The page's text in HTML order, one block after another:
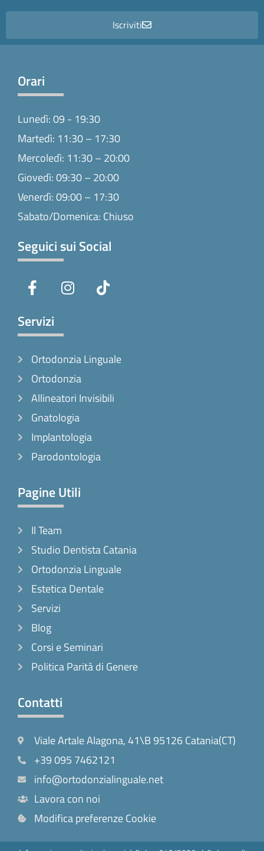
Iscriviti
Orari
Lunedì: 09 - 19:30
Martedì: 11:30 – 17:30
Mercoledì: 11:30 – 20:00
Giovedì: 09:30 – 20:00
Venerdì: 09:00 – 17:30
Sabato/Domenica: Chiuso
Seguici sui Social
a
e
b
o
k
-
f
n
r
a
m
i
Servizi
Ortodonzia Linguale
Ortodonzia
Allineatori Invisibili
Gnatologia
Implantologia
Parodontologia
Pagine Utili
Il Team
Studio Dentista Catania
Ortodonzia Linguale
Estetica Dentale
Servizi
Blog
Corsi e Seminari
Politica Parità di Genere
Contatti
Viale Artale Alagona, 41\B 95126 Catania(CT)
+39 095 7462121
info@ortodonzialinguale.net
Lavora con noi
Modifica preferenze Cookie